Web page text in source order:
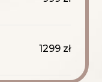
1299 zł